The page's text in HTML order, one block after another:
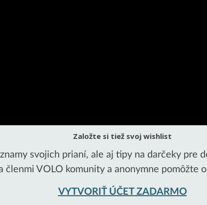
Založte si tiež svoj wishlist
svojich prianí, ale aj tipy na darčeky pre
členmi VOLO komunity a anonymne pomôžte
VYTVORIŤ ÚČET ZADARMO